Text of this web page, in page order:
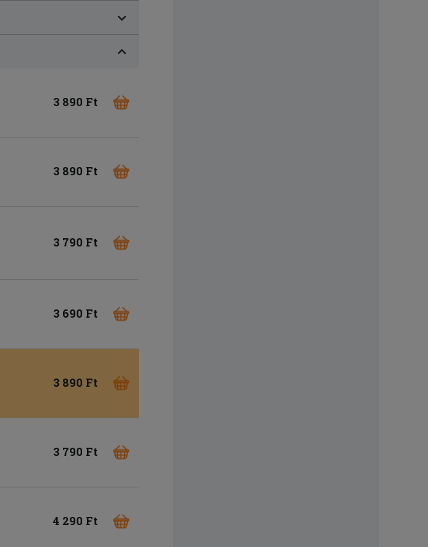
3 890 Ft
3 890 Ft
3 790 Ft
3 690 Ft
3 890 Ft
3 790 Ft
4 290 Ft